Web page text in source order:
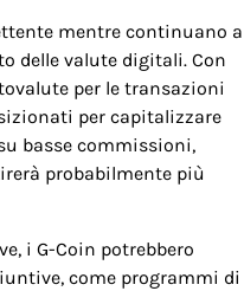
mentre continuano a
delle valute digitali. Con
per le transazioni
per capitalizzare
basse commissioni,
probabilmente più
i G-Coin potrebbero
come programmi di